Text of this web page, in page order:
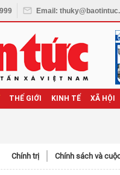
Email:
THẾ GIỚI KINH TẾ XÃ HỘI
Chính trị Chính sách và